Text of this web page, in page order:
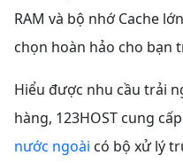
RAM và bộ nhớ Cache
chọn hoàn hảo cho bạn
Hiểu được nhu cầu trải
hàng, 123HOST cung
nước ngoài có bộ xử lý